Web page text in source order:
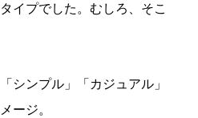
イプでした。むしろ、そこ
シンプル」「カジュアル」
ージ。